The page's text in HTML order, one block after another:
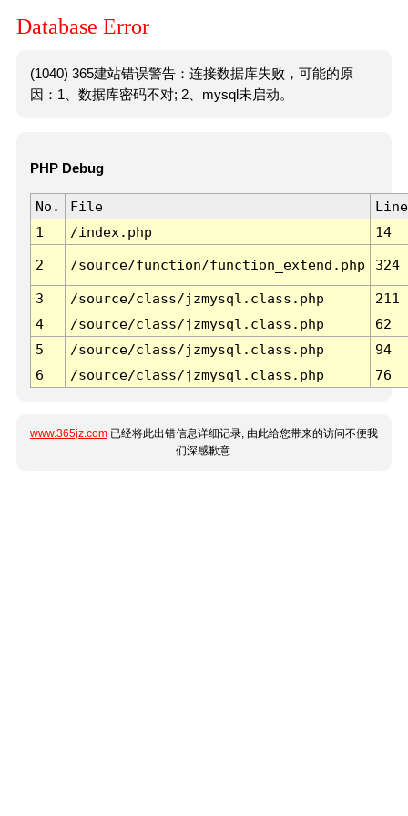
Database Error
(1040) 365建站错误警告：连接数据库失败，可能的原
因：1、数据库密码不对; 2、mysql未启动。
PHP Debug
No. File
Line
1
/index.php 14
2 /source/function/function_extend.php 324
3 /source/class/jzmysql.class.php
211
4
/source/class/jzmysql.class.php
62
5
/source/class/jzmysql.class.php
94
6
/source/class/jzmysql.class.php 76
www.365jz.com 已经将此出错信息详细记录, 由此给您带来的访问不便我
们深感歉意.